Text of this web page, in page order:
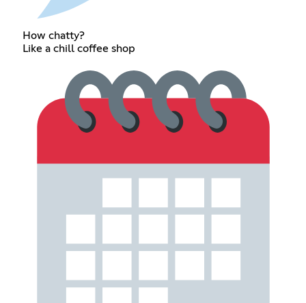
How chatty?
Like a chill coffee shop